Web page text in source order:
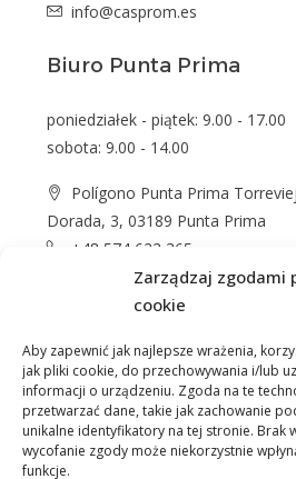
Zarządzaj zgodami
cookie
Aby zapewnić jak najlepsze wrażenia,
jak pliki cookie, do przechowywania i/lub
informacji o urządzeniu. Zgoda na te
przetwarzać dane, takie jak zachowanie
unikalne identyfikatory na tej stronie. Brak
wycofanie zgody może niekorzystnie
funkcje.
info@casprom.es
Biuro Punta Prima
poniedziałek - piątek: 9.00 - 17.00
sobota: 9.00 - 14.00
Polígono Punta Prima
Dorada, 3, 03189 Punta Prima
+48 574 622 365
info@casprom.es
Nieruchomości O Nas